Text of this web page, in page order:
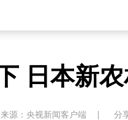
日本新
来源：央视新闻客户端 分